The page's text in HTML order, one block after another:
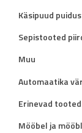
Käsipuud
Sepistooted
Muu
Automaatika
Erinevad tooted
Mööbel ja